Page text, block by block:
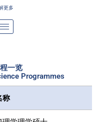
更多
一览
Programmes
称